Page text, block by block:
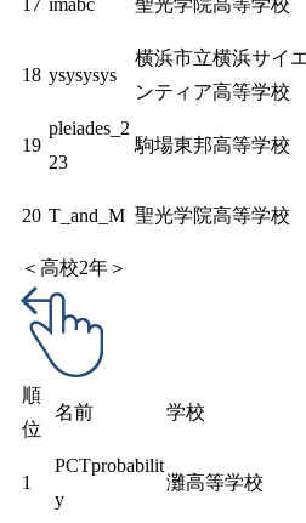
17 imabc
聖光学院高等学校
18 ysysysys
横浜市立横浜サイ
ンティア高等学校
19
pleiades_2
23
駒場東邦高等学校
20 T_and_M 聖光学院高等学校
＜高校2年＞
順
位
名前 学校
1
PCTprobabilit
y
灘高等学校